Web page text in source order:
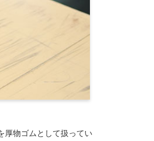
厚物ゴムとして扱ってい